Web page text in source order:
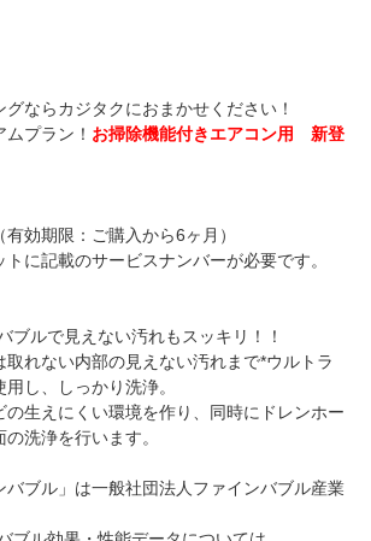
ならカジタクにおまかせください！
プラン！ お掃除機能付きエアコン用 新登
効期限：ご購入から6ヶ月）
に記載のサービスナンバーが必要です。
ブルで見えない汚れもスッキリ！！
取れない内部の見えない汚れまで*ウルトラ
し、しっかり洗浄。
の生えにくい環境を作り、同時にドレンホー
洗浄を行います。
バブル」は一般社団法人ファインバブル産業